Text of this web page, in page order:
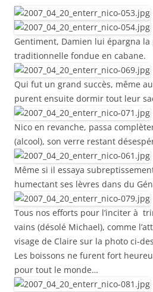
Gentiment, Damien lui épargna
traditionnelle fondue en cabane.
Qui fut un grand succès, même
purent ensuite dormir tout leur
Nico en revanche, passa
(alcool), son verre restant
Même si il essaya
humectant ses lèvres dans du
Tous nos efforts pour l’inciter à
vains (désolé Michael), comme
visage de Claire sur la photo ci-
Les boissons ne furent fort
pour tout le monde…